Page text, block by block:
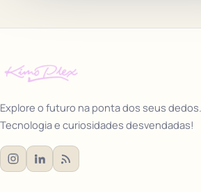
Explore o futuro na ponta dos seus dedos.
Tecnologia e curiosidades desvendadas!